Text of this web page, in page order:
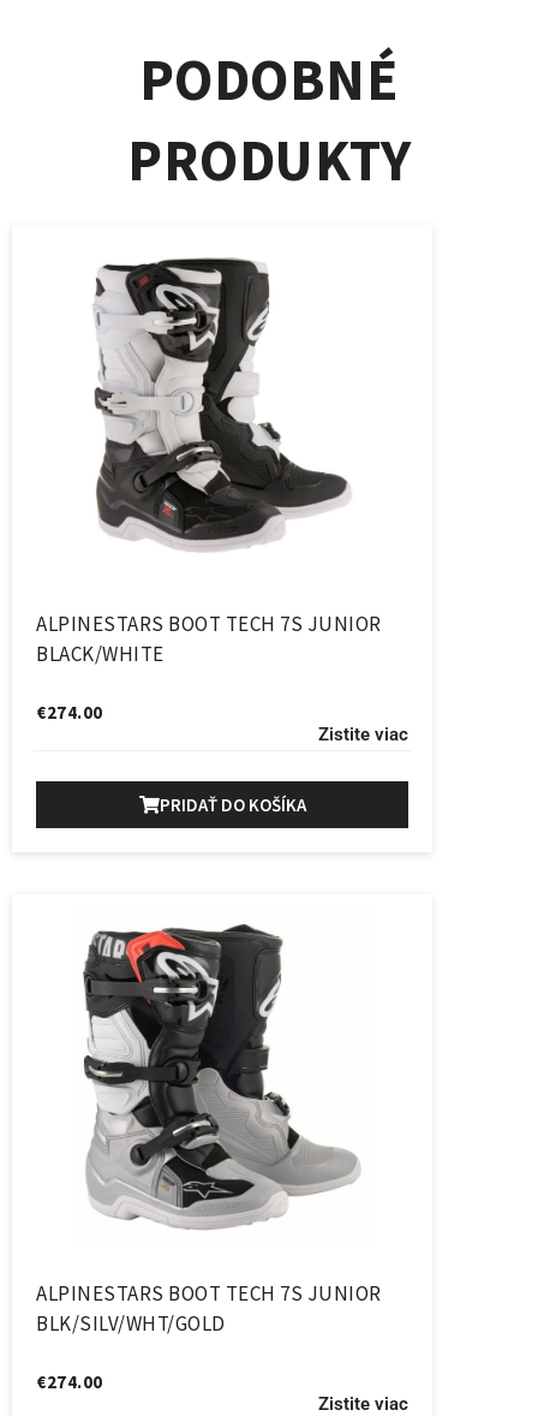
PODOBNÉ
PRODUKTY
ALPINESTARS BOOT TECH 7S JUNIOR
BLACK/WHITE
€274.00
Zistite viac
PRIDAŤ DO KOŠÍKA
ALPINESTARS BOOT TECH 7S JUNIOR
BLK/SILV/WHT/GOLD
€274.00
Zistite viac